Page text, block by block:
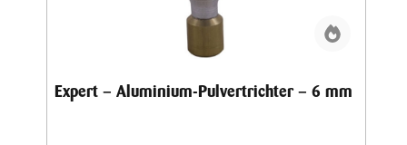
Expert – Aluminium-Pulvertrichter – 6 mm